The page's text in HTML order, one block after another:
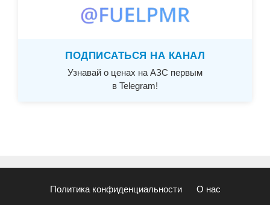
ПОДПИСАТЬСЯ НА КАНАЛ
Узнавай о ценах на АЗС первым
в Telegram!
Политика конфиденциальности О нас